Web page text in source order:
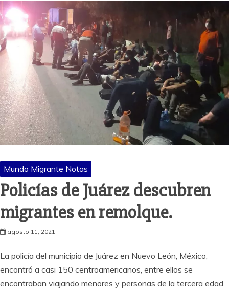
Mundo Migrante Notas
Policías de Juárez descubren
migrantes en remolque.
agosto 11, 2021
La policía del municipio de Juárez en Nuevo León, México,
encontró a casi 150 centroamericanos, entre ellos se
encontraban viajando menores y personas de la tercera edad.